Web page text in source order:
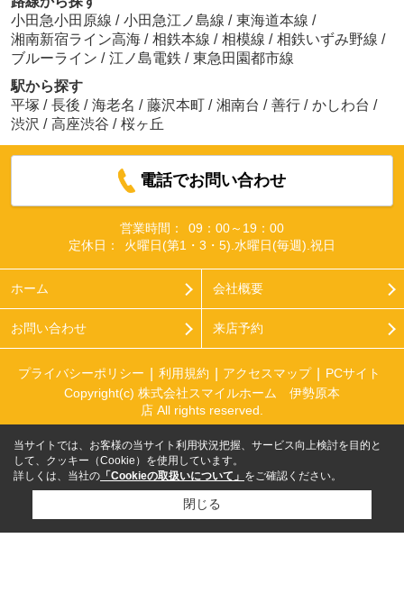
小田急小田原線 / 小田急江ノ島線 / 東海道本線 /
湘南新宿ライン高海 / 相鉄本線 / 相模線 / 相鉄いずみ野線 /
ブルーライン / 江ノ島電鉄 / 東急田園都市線
駅から探す
平塚 / 長後 / 海老名 / 藤沢本町 / 湘南台 / 善行 / かしわ台 /
渋沢 / 高座渋谷 / 桜ヶ丘
電話でお問い合わせ
営業時間：
09：00～19：00
定休日：
火曜日(第1・3・5).水曜日(毎週).祝日
ホーム 会社概要
お問い合わせ 来店予約
プライバシーポリシー 利用規約 アクセスマップ
PCサイト
Copyright(c) 株式会社スマイルホーム 伊勢原本
店 All rights reserved.
当サイトでは、お客様の当サイト利用状況把握、サービス向上検討を目的と
して、クッキー（Cookie）を使用しています。
詳しくは、当社の 「Cookieの取扱いについて」 をご確認ください。
閉じる